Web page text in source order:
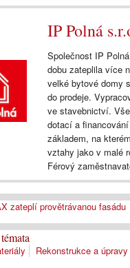
IP Polná
Společnost IP
dobu zateplila více
velké bytové domy
do prodeje.
ve stavebnictví.
dotací a
základem, na
vztahy jako v malé
Férový
zateplí provětrávanou fasádu
Rekonstrukce a úpravy